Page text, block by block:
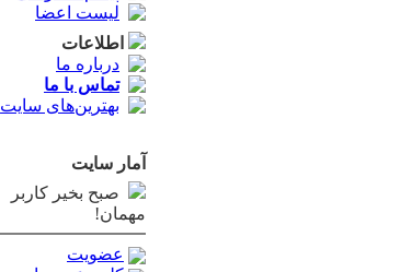
لیست اعضا
اطلاعات
درباره ما
تماس با ما
بهترین‌های سایت
آمار سايت
صبح بخیر کاربر
مهمان!
عضویت